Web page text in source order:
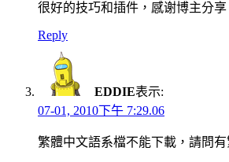
很好的技巧和插件，感谢博主分享
Reply
EDDIE表示:
07-01, 2010下午 7:29.06
繁體中文語系檔不能下載，請問有